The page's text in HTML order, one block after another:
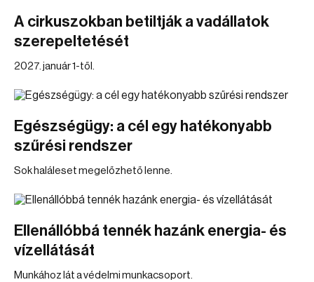
A cirkuszokban betiltják a vadállatok
szerepeltetését
2027. január 1-től.
Egészségügy: a cél egy hatékonyabb
szűrési rendszer
Sok haláleset megelőzhető lenne.
Ellenállóbbá tennék hazánk energia- és
vízellátását
Munkához lát a védelmi munkacsoport.